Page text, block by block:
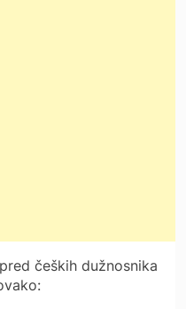
čeških dužnosnika